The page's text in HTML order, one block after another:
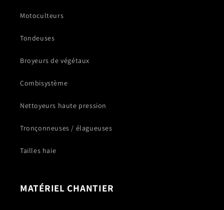
Motoculteurs
Tondeuses
Broyeurs de végétaux
Combisystème
Nettoyeurs haute pression
Tronçonneuses / élagueuses
Tailles haie
MATÉRIEL CHANTIER